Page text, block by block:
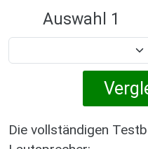
Auswahl 1
Die vollständigen